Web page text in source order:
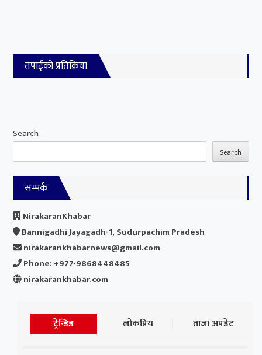
तपाईको प्रतिक्रिया
Search
Search
सम्पर्क
NirakaranKhabar
Bannigadhi Jayagadh-1, Sudurpachim Pradesh
nirakarankhabarnews@gmail.com
Phone: +977-9868448485
nirakarankhabar.com
ट्रेन्डिङ लोकप्रिय ताजा अपडेट